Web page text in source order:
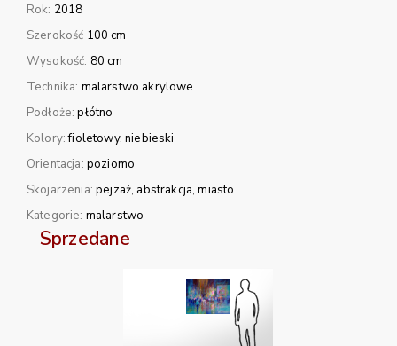
Rok: 2018
Szerokość 100 cm
Wysokość: 80 cm
Technika: malarstwo akrylowe
Podłoże:płótno
Kolory:fioletowy niebieski
Orientacja: poziomo
Skojarzenia:pejzaż abstrakcja miasto
Kategorie: malarstwo
Sprzedane